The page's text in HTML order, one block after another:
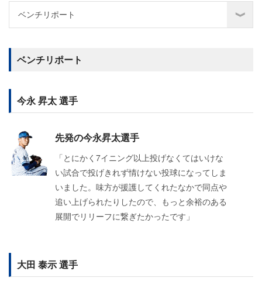
ベンチリポート
今永 昇太 選手
先発の今永昇太選手
「とにかく7イニング以上投げなくてはいけな
い試合で投げきれず情けない投球になってしま
いました。味方が援護してくれたなかで同点や
追い上げられたりしたので、もっと余裕のある
展開でリリーフに繋ぎたかったです」
大田 泰示 選手